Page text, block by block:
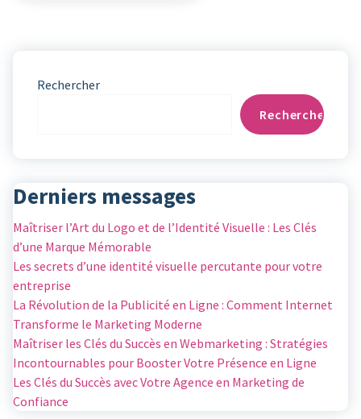
Rechercher
Rechercher
Derniers messages
Maîtriser l’Art du Logo et de l’Identité Visuelle : Les Clés
d’une Marque Mémorable
Les secrets d’une identité visuelle percutante pour votre
entreprise
La Révolution de la Publicité en Ligne : Comment Internet
Transforme le Marketing Moderne
Maîtriser les Clés du Succès en Webmarketing : Stratégies
Incontournables pour Booster Votre Présence en Ligne
Les Clés du Succès avec Votre Agence en Marketing de
Confiance